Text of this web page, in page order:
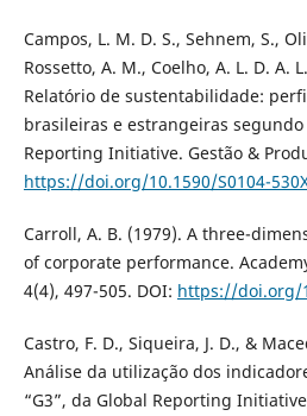
Campos, L. M. D. S., Sehnem, S.,
Rossetto, A. M., Coelho, A. L. D. A.
Relatório de sustentabilidade:
brasileiras e estrangeiras
Reporting Initiative. Gestão &
https://doi.org/10.1590/S0104-
Carroll, A. B. (1979). A three-
of corporate performance.
4(4), 497-505. DOI: https://doi.org/
Castro, F. D., Siqueira, J. D., &
Análise da utilização dos
“G3”, da Global Reporting